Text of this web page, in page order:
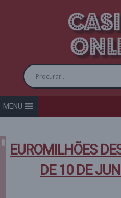
MENU
EUROMILHÕES
DE 10 DE